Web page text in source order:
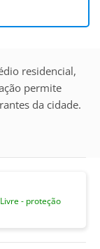
residencial,
permite
da cidade.
- proteção